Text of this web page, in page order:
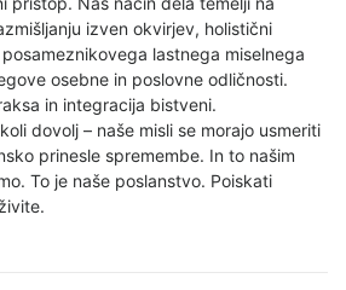
izven okvirjev, holistični
lastnega miselnega
osebne in poslovne odličnosti.
in integracija bistveni.
dovolj – naše misli se morajo usmeriti
prinesle spremembe. In to našim
To je naše poslanstvo. Poiskati